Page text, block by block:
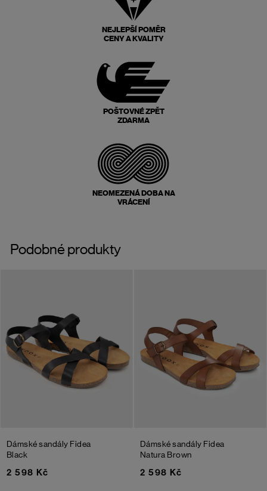
NEJLEPŠÍ POMĚR
CENY A KVALITY
POŠTOVNÉ ZPĚT
ZDARMA
NEOMEZENÁ DOBA NA
VRÁCENÍ
Podobné produkty
Dámské sandály Fidea
Black
2 598 Kč
Dámské sandály Fidea
Natura Brown
2 598 Kč